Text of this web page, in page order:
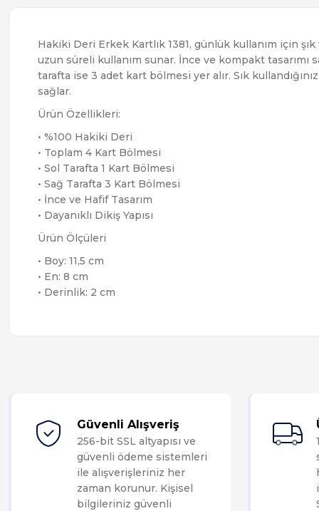
Hakiki Deri Erkek Kartlık 1381, günlük kullanım için
uzun süreli kullanım sunar. İnce ve kompakt
tarafta ise 3 adet kart bölmesi yer alır. Sık
sağlar.
Ürün Özellikleri:
• %100 Hakiki Deri
• Toplam 4 Kart Bölmesi
• Sol Tarafta 1 Kart Bölmesi
• Sağ Tarafta 3 Kart Bölmesi
• İnce ve Hafif Tasarım
• Dayanıklı Dikiş Yapısı
Ürün Ölçüleri
• Boy: 11,5 cm
• En: 8 cm
• Derinlik: 2 cm
Güvenli Alışveriş
256-bit SSL altyapısı ve
güvenli ödeme sistemleri
ile alışverişleriniz her
zaman korunur. Kişisel
bilgileriniz güvenli